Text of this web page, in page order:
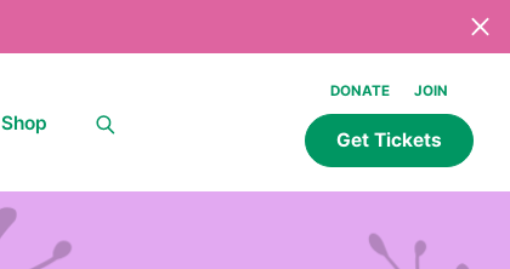
Shop
DONATE JOIN
Get Tickets